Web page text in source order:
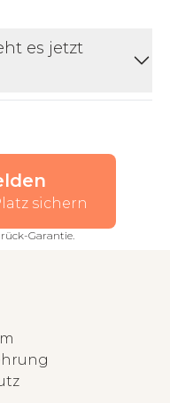
es jetzt
sichern
Garantie.